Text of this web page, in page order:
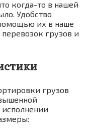
когда-то в нашей
Удобство
их в наше
грузов и
грузов